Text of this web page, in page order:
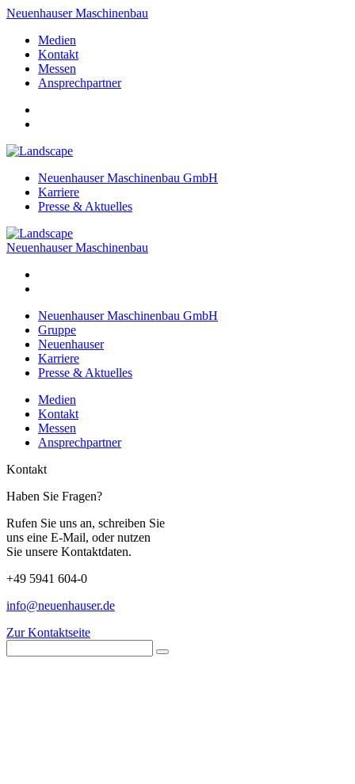
Neuenhauser Maschinenbau
Medien
Kontakt
Messen
Ansprechpartner
Neuenhauser Maschinenbau GmbH
Karriere
Presse & Aktuelles
Neuenhauser Maschinenbau
Neuenhauser Maschinenbau GmbH
Gruppe
Neuenhauser
Karriere
Presse & Aktuelles
Medien
Kontakt
Messen
Ansprechpartner
Kontakt
Haben Sie Fragen?
Rufen Sie uns an, schreiben Sie
uns eine E-Mail, oder nutzen
Sie unsere Kontaktdaten.
+49 5941 604-0
info@neuenhauser.de
Zur Kontaktseite